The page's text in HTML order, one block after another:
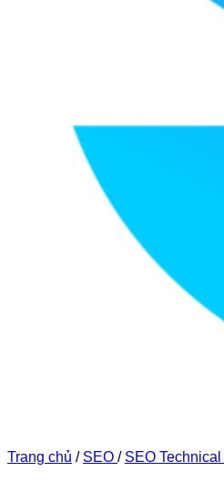
Trang chủ / SEO / SEO Technical